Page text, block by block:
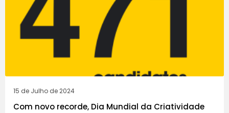
15 de Julho de 2024
Com novo recorde, Dia Mundial da Criatividade